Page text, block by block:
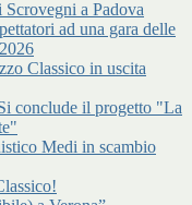
a Padova
ad una gara delle
Classico in uscita
conclude il progetto "La
Medi in scambio